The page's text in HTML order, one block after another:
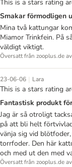
This is a stars rating
Smakar förmodligen
Mina två kattungar
Miamor Trinkfein. På
väldigt viktigt.
Översatt från zooplus.de
23-06-06 | Lara
This is a stars rating
Fantastisk produkt
Jag är så otroligt
på att bli helt
vänja sig vid
torrfoder. Den här
och med ut den med
Översatt från zooplus.de